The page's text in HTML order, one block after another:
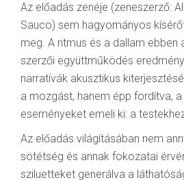
Az előadás zenéje (zeneszerző:
Sauco) sem hagyományos
meg. A ritmus és a dallam ebben
szerzői együttműködés
narratívák akusztikus
a mozgást, hanem épp fordítva,
eseményeket emeli ki: a
Az előadás világításában nem
sötétség és annak fokozatai
sziluetteket generálva a